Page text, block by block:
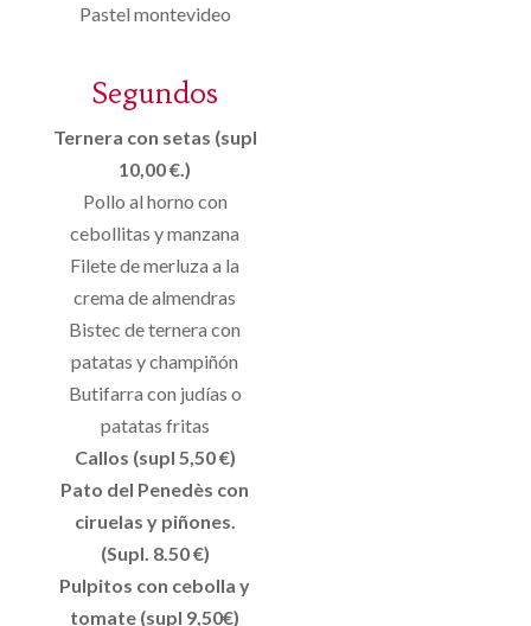
Pastel montevideo
Segundos
Ternera con setas (supl
10,00 €.)
Pollo al horno con
cebollitas y manzana
Filete de merluza a la
crema de almendras
Bistec de ternera con
patatas y champiñón
Butifarra con judías o
patatas fritas
Callos (supl 5,50 €)
Pato del Penedès con
ciruelas y piñones.
(Supl. 8.50 €)
Pulpitos con cebolla y
tomate (supl 9,50€)